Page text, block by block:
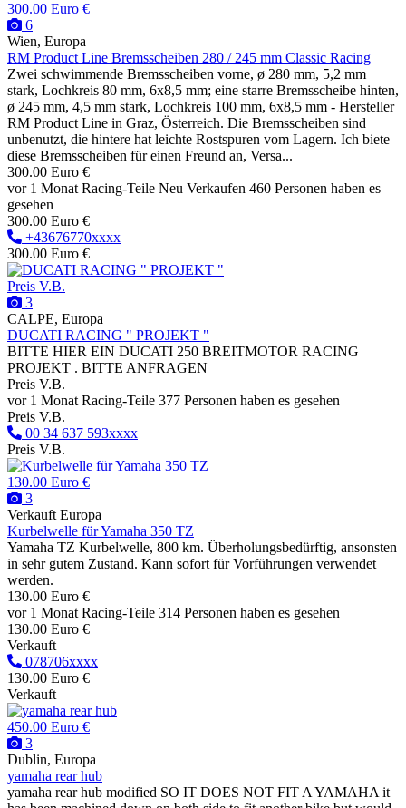
300.00 Euro €
6
Wien, Europa
RM Product Line Bremsscheiben 280 / 245 mm Classic Racing
Zwei schwimmende Bremsscheiben vorne, ø 280 mm, 5,2 mm
stark, Lochkreis 80 mm, 6x8,5 mm; eine starre Bremsscheibe hinten,
ø 245 mm, 4,5 mm stark, Lochkreis 100 mm, 6x8,5 mm - Hersteller
RM Product Line in Graz, Österreich. Die Bremsscheiben sind
unbenutzt, die hintere hat leichte Rostspuren vom Lagern. Ich biete
diese Bremsscheiben für einen Freund an, Versa...
300.00 Euro €
vor 1 Monat Racing-Teile Neu Verkaufen 460 Personen haben es
gesehen
300.00 Euro €
+43676770xxxx
300.00 Euro €
Preis V.B.
3
CALPE, Europa
DUCATI RACING " PROJEKT "
BITTE HIER EIN DUCATI 250 BREITMOTOR RACING
PROJEKT . BITTE ANFRAGEN
Preis V.B.
vor 1 Monat Racing-Teile 377 Personen haben es gesehen
Preis V.B.
00 34 637 593xxxx
Preis V.B.
130.00 Euro €
3
Verkauft Europa
Kurbelwelle für Yamaha 350 TZ
Yamaha TZ Kurbelwelle, 800 km. Überholungsbedürftig, ansonsten
in sehr gutem Zustand. Kann sofort für Vorführungen verwendet
werden.
130.00 Euro €
vor 1 Monat Racing-Teile 314 Personen haben es gesehen
130.00 Euro €
Verkauft
078706xxxx
130.00 Euro €
Verkauft
450.00 Euro €
3
Dublin, Europa
yamaha rear hub
yamaha rear hub modified SO IT DOES NOT FIT A YAMAHA it